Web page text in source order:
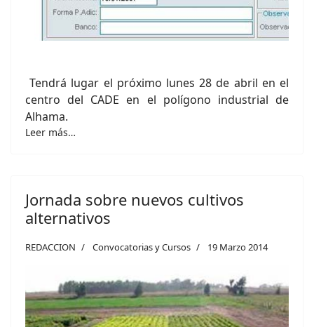
Tendrá lugar el próximo lunes 28 de abril en el
centro del CADE en el polígono industrial de
Alhama.
Leer más…
Jornada sobre nuevos cultivos
alternativos
REDACCION Convocatorias y Cursos 19 Marzo 2014